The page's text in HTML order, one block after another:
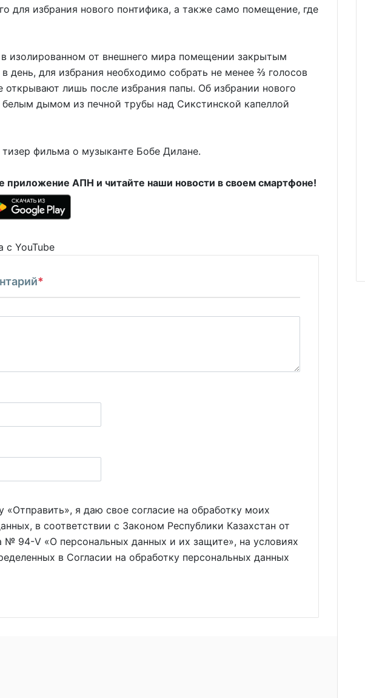
для избрания нового понтифика, а также само помещение, где
изолированном от внешнего мира помещении закрытым
день, для избрания необходимо собрать не менее ⅔ голосов
лишь после избрания папы. Об избрании нового
дымом из печной трубы над Сикстинской капеллой
тизер фильма о музыканте Бобе Дилане.
приложение АПН и читайте наши новости в своем смартфоне!
с YouTube
*
«Отправить», я даю свое согласие на обработку моих
в соответствии с Законом Республики Казахстан от
№ 94-V «О персональных данных и их защите», на условиях
в Согласии на обработку персональных данных